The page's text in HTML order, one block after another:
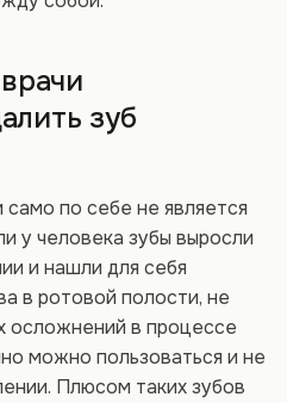
зуб
по себе не является
у человека зубы выросли
и нашли для себя
в ротовой полости, не
осложнений в процессе
можно пользоваться и не
Плюсом таких зубов